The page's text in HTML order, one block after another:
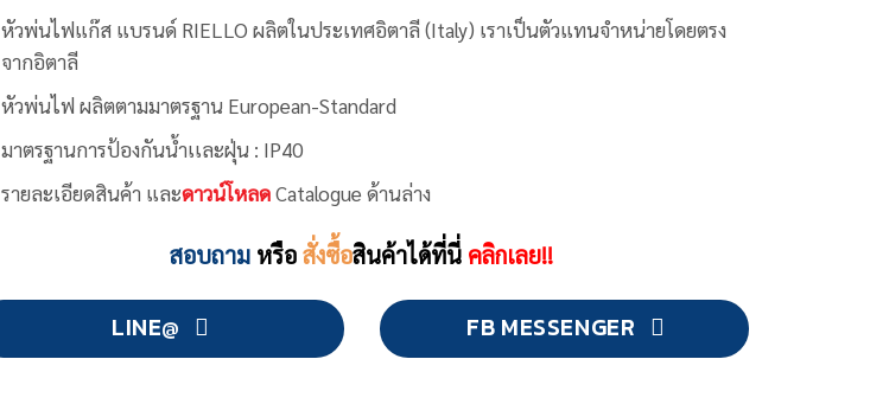
หัวพ่นไฟแก๊ส แบรนด์ RIELLO ผลิตในประเทศอิตาลี (Italy) เราเป็นตัวแทนจำหน่ายโดยตรง
จากอิตาลี
หัวพ่นไฟ ผลิตตามมาตรฐาน European-Standard
มาตรฐานการป้องกันน้ำเเละฝุ่น : IP40
รายละเอียดสินค้า และดาวน์โหลดCatalogue ด้านล่าง
สอบถาม หรือ สั่งซื้อสินค้าได้ที่นี่ คลิกเลย!!
LINE@ FB MESSENGER